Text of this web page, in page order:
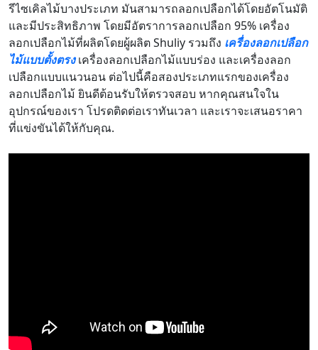
รีไซเคิลไม้บางประเภท มันสามารถลอกเปลือกได้โดยอัตโนมัติ
และมีประสิทธิภาพ โดยมีอัตราการลอกเปลือก 95% เครื่อง
ลอกเปลือกไม้ที่ผลิตโดยผู้ผลิต Shuliy รวมถึง เครื่องลอกเปลือก
ไม้แบบตั้งตรงเครื่องลอกเปลือกไม้แบบร่อง และเครื่องลอก
เปลือกแบบแนวนอน ต่อไปนี้คือสองประเภทแรกของเครื่อง
ลอกเปลือกไม้ ยินดีต้อนรับให้ตรวจสอบ หากคุณสนใจใน
อุปกรณ์ของเรา โปรดติดต่อเราทันเวลา และเราจะเสนอราคา
ที่แข่งขันได้ให้กับคุณ.